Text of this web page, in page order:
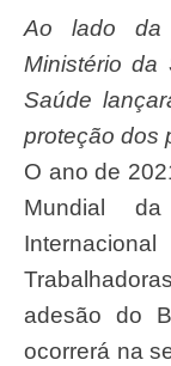
Ao lado da
Ministério da
Saúde
proteção dos
O ano de 2021 foi declarado pela Organização
Mundial
adesão do
ocorrerá na